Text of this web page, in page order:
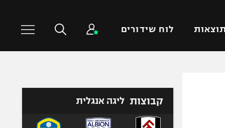
תוצאות לוח שידורים
טניס
כדוריד
קבוצות ליגה אנגלית